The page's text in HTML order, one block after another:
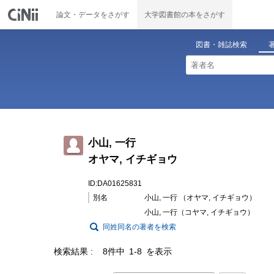
論文・データをさがす 大学図書館の本をさがす
図書・雑誌検索
小山, 一行
オヤマ, イチギョウ
ID:DA01625831
別名
小山, 一行 （オヤマ, イチギョウ）
小山, 一行（コヤマ, イチギョウ）
同姓同名の著者を検索
検索結果 8件中 1-8 を表示